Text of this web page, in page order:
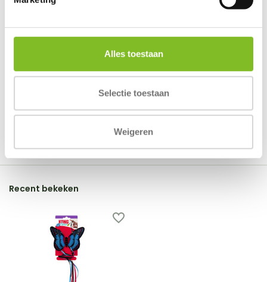
Alles toestaan
Selectie toestaan
Weigeren
0/5 Based on 0 reviews
Recent bekeken